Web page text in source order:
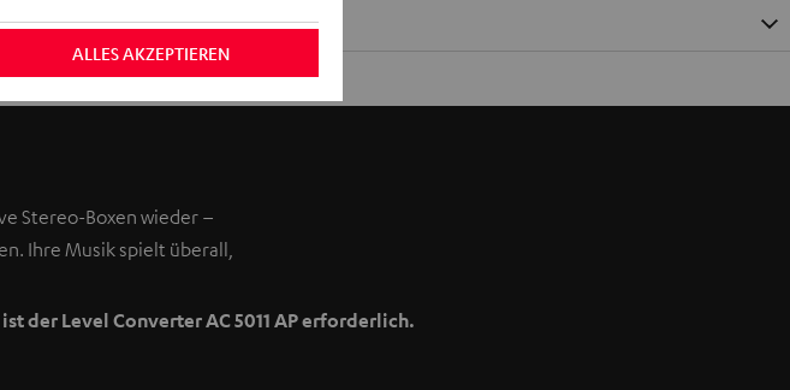
Stereo-Boxen wieder –
Ihre Musik spielt überall,
der Level Converter AC 5011 AP erforderlich.
ALLES AKZEPTIEREN